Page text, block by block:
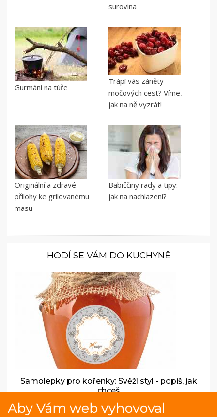
surovina
Gurmáni na túře
Trápí vás záněty
močových cest? Víme,
jak na ně vyzrát!
Originální a zdravé
přílohy ke grilovanému
masu
Babiččiny rady a tipy:
jak na nachlazení?
HODÍ SE VÁM DO KUCHYNĚ
Samolepky pro kořenky: Svěží styl - popiš, jak
chceš
Vneste do vaší kuchyně šmrnc a pořádek se samolepkami
Aby Vám web vyhovoval